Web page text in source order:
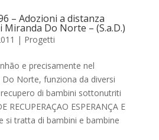
– Adozioni a distanza
Do Norte – (S.a.D.)
| Progetti
e precisamente nel
Norte, funziona da diversi
di bambini sottonutriti
RECUPERAÇAO ESPERANÇA E
si tratta di bambini e bambine